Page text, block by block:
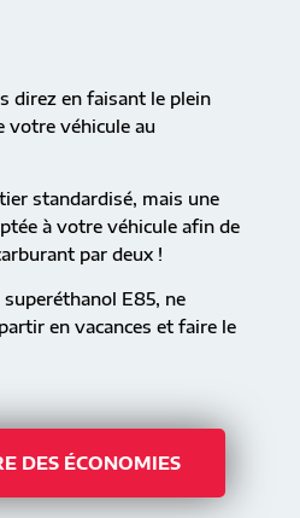
direz en faisant le plein
votre véhicule au
standardisé, mais une
à votre véhicule afin de
par deux !
E85, ne
en vacances et faire le
DES ÉCONOMIES